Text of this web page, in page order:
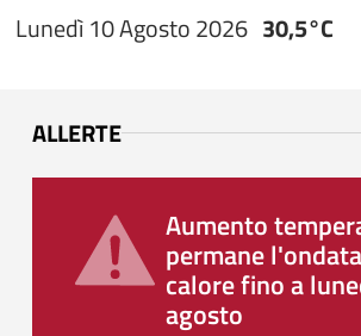
Lunedì 10 Agosto 2026 30,5°C
ALLERTE
Aumento
permane
calore fino a
agosto